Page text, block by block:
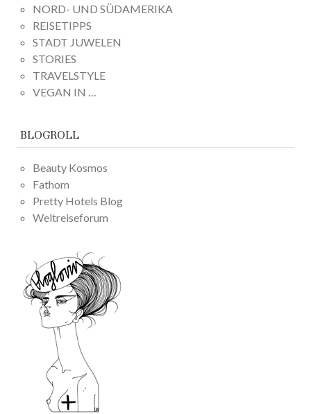
NORD- UND SÜDAMERIKA
REISETIPPS
STADT JUWELEN
STORIES
TRAVELSTYLE
VEGAN IN …
BLOGROLL
Beauty Kosmos
Fathom
Pretty Hotels Blog
Weltreiseforum